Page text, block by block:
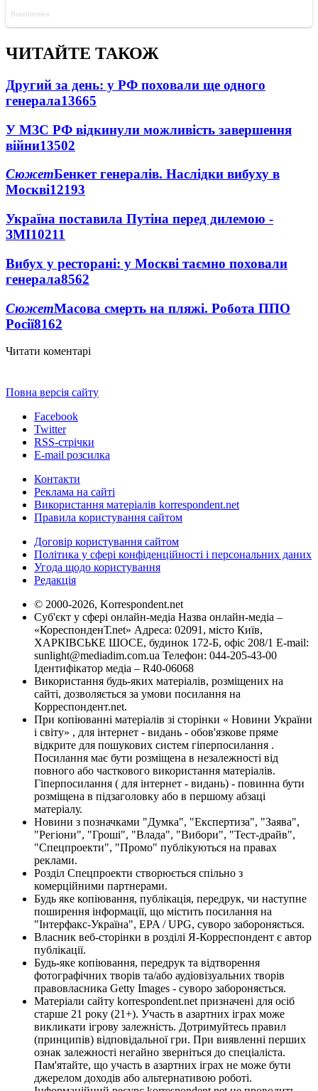
ЧИТАЙТЕ ТАКОЖ
Другий за день: у РФ поховали ще одного
генерала13665
У МЗС РФ відкинули можливість завершення
війни13502
СюжетБенкет генералів. Наслідки вибуху в
Москві12193
Україна поставила Путіна перед дилемою -
ЗМІ10211
Вибух у ресторані: у Москві таємно поховали
генерала8562
СюжетМасова смерть на пляжі. Робота ППО
Росії8162
Читати коментарі
Повна версія сайту
Facebook
Twitter
RSS-стрічки
E-mail розсилка
Контакти
Реклама на сайті
Використання матеріалів korrespondent.net
Правила користування сайтом
Договір користування сайтом
Політика у сфері конфіденційності і персональних даних
Угода щодо користування
Редакція
© 2000-2026, Korrespondent.net
Суб'єкт у сфері онлайн-медіа Назва онлайн-медіа –
«КореспонденТ.net» Адреса: 02091, місто Київ,
ХАРКІВСЬКЕ ШОСЕ, будинок 172-Б, офіс 208/1 E-mail:
sunlight@mediadim.com.ua Телефон: 044-205-43-00
Ідентифікатор медіа – R40-06068
Використання будь-яких матеріалів, розміщених на
сайті, дозволяється за умови посилання на
Корреспондент.net.
При копіюванні матеріалів зі сторінки « Новини України
і світу» , для інтернет - видань - обов'язкове пряме
відкрите для пошукових систем гіперпосилання .
Посилання має бути розміщена в незалежності від
повного або часткового використання матеріалів.
Гіперпосилання ( для інтернет - видань) - повинна бути
розміщена в підзаголовку або в першому абзаці
матеріалу.
Новини з позначками "Думка", "Експертиза", "Заява",
"Регіони", "Гроші", "Влада", "Вибори", "Тест-драйв",
"Спецпроекти", "Промо" публікуються на правах
реклами.
Розділ Спецпроекти створюється спільно з
комерційними партнерами.
Будь яке копіювання, публікація, передрук, чи наступне
поширення інформації, що містить посилання на
"Інтерфакс-Україна", EPA / UPG, суворо забороняється.
Власник веб-сторінки в розділі Я-Корреспондент є автор
публікації.
Будь-яке копіювання, передрук та відтворення
фотографічних творів та/або аудіовізуальних творів
правовласника Getty Images - суворо забороняється.
Матеріали сайту korrespondent.net призначені для осіб
старше 21 року (21+). Участь в азартних іграх може
викликати ігрову залежність. Дотримуйтесь правил
(принципів) відповідальної гри. При виявленні перших
ознак залежності негайно зверніться до спеціаліста.
Пам'ятайте, що участь в азартних іграх не може бути
джерелом доходів або альтернативою роботі.